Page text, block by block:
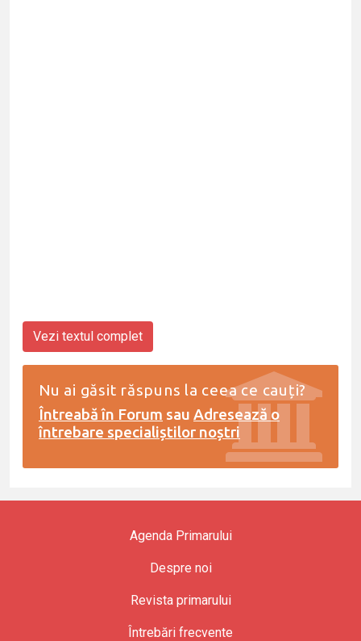
Vezi textul complet
Nu ai găsit răspuns la ceea ce cauți?
Întreabă în Forum sau Adresează o
întrebare specialiștilor noștri
Agenda Primarului
Despre noi
Revista primarului
Întrebări frecvente